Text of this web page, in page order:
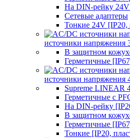
На DIN-рейку
Сетевые адаптеры
Тонкие 24V [IP20,
источники напряжения
В защитном
Герметичные
источники напряжения
Supreme LINEAR
Герметичные с
На DIN-рейку
В защитном
Герметичные
Тонкие [IP20,